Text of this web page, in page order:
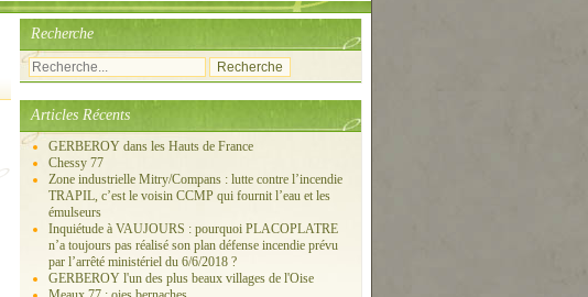
Recherche
Articles Récents
GERBEROY dans les Hauts de France
Chessy 77
Zone industrielle Mitry/Compans : lutte contre l’incendie
TRAPIL, c’est le voisin CCMP qui fournit l’eau et les
émulseurs
Inquiétude à VAUJOURS : pourquoi PLACOPLATRE
n’a toujours pas réalisé son plan défense incendie prévu
par l’arrêté ministériel du 6/6/2018 ?
GERBEROY l'un des plus beaux villages de l'Oise